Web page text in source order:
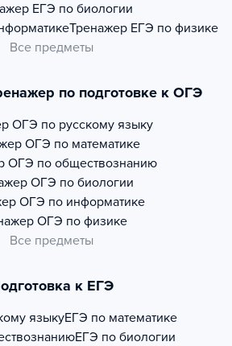
ЕГЭ по биологии
Тренажер ЕГЭ по физике
Все предметы
по подготовке к ОГЭ
ОГЭ по русскому языку
ОГЭ по математике
ОГЭ по обществознанию
ОГЭ по биологии
ОГЭ по информатике
ОГЭ по физике
Все предметы
к ЕГЭ
языкуЕГЭ по математике
ЕГЭ по биологии